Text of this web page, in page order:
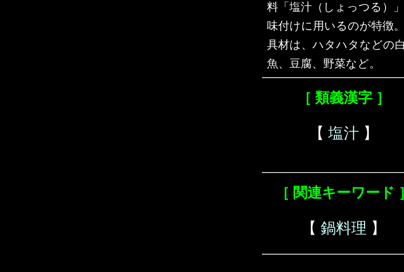
料「塩汁（しょっつる）
味付けに用いるのが特徴。
具材は、ハタハタなどの
魚、豆腐、野菜など。
［ 類義漢字 ］
【 塩汁 】
［ 関連キーワード ］
【 鍋料理 】